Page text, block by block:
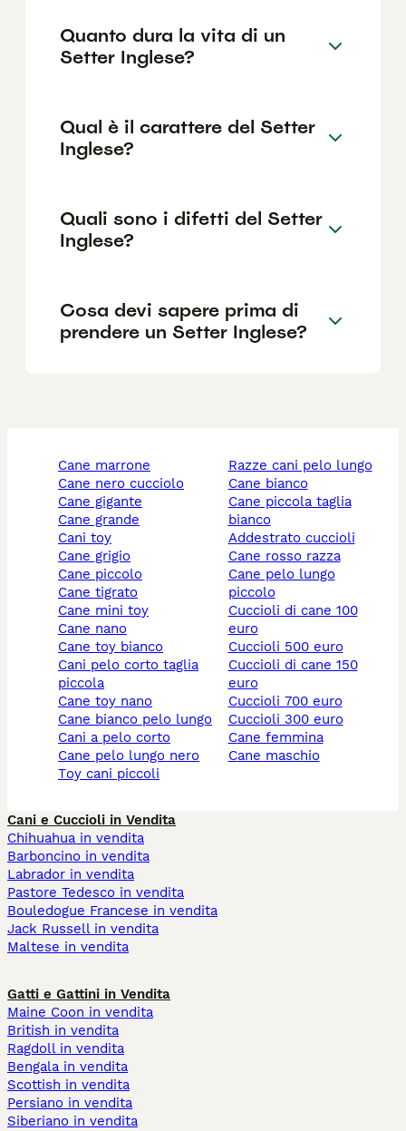
Quanto dura la vita di un
Setter Inglese?
Qual è il carattere del Setter
Inglese?
Quali sono i difetti del Setter
Inglese?
Cosa devi sapere prima di
prendere un Setter Inglese?
cane marrone
cane nero cucciolo
cane gigante
cane grande
cani toy
cane grigio
cane piccolo
cane tigrato
cane mini toy
cane nano
cane toy bianco
cani pelo corto taglia
piccola
cane toy nano
cane bianco pelo lungo
cani a pelo corto
cane pelo lungo nero
toy cani piccoli
razze cani pelo lungo
cane bianco
cane piccola taglia
bianco
addestrato cuccioli
cane rosso razza
cane pelo lungo
piccolo
cuccioli di cane 100
euro
cuccioli 500 euro
cuccioli di cane 150
euro
cuccioli 700 euro
cuccioli 300 euro
cane femmina
cane maschio
Cani e Cuccioli in Vendita
Chihuahua in vendita
Barboncino in vendita
Labrador in vendita
Pastore Tedesco in vendita
Bouledogue Francese in vendita
Jack Russell in vendita
Maltese in vendita
Gatti e Gattini in Vendita
Maine Coon in vendita
British in vendita
Ragdoll in vendita
Bengala in vendita
Scottish in vendita
Persiano in vendita
Siberiano in vendita